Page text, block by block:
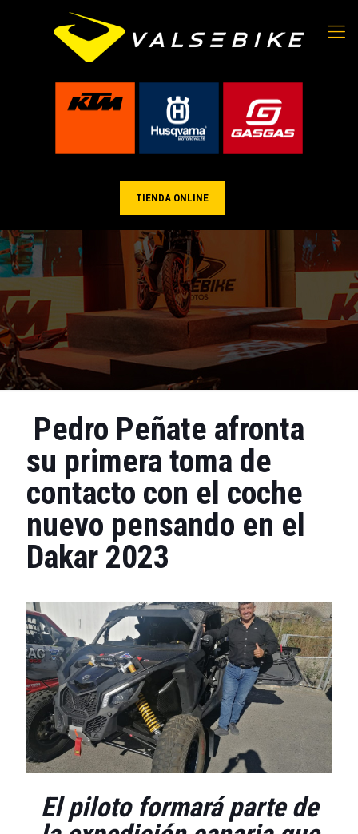
TIENDA ONLINE
Pedro Peñate afronta
su primera toma de
contacto con el coche
nuevo pensando en el
Dakar 2023
El piloto formará parte de